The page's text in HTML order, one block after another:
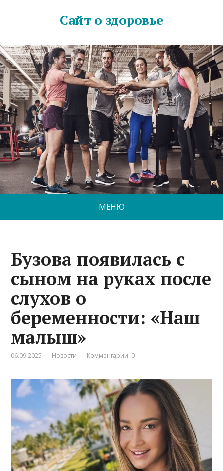
Сайт о здоровье
МЕНЮ
Бузова появилась с
сыном на руках после
слухов о
беременности: «Наш
малыш»
06.09.2025 Новости Комментарии: 0